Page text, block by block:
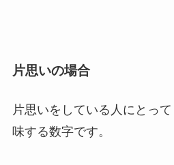
片思いの場合
片思いをしている人にとっ
味する数字です。